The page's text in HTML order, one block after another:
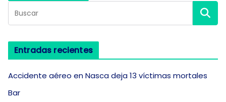
Entradas recientes
Accidente aéreo en Nasca deja 13 víctimas mortales
Bar